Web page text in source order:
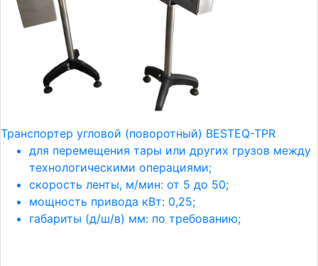
Транспортер угловой (поворотный) BESTEQ-TPR
для перемещения тары или других грузов между
технологическими операциями;
скорость ленты, м/мин: от 5 до 50;
мощность привода кВт: 0,25;
габариты (д/ш/в) мм: по требованию;